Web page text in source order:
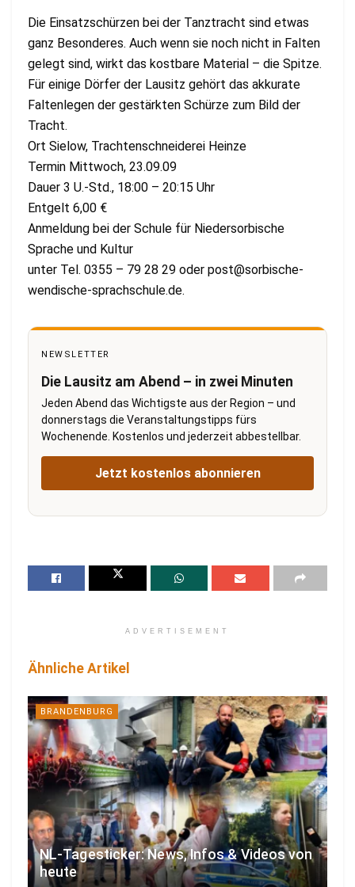
Die Einsatzschürzen bei der Tanztracht sind etwas
ganz Besonderes. Auch wenn sie noch nicht in Falten
gelegt sind, wirkt das kostbare Material – die Spitze.
Für einige Dörfer der Lausitz gehört das akkurate
Faltenlegen der gestärkten Schürze zum Bild der
Tracht.
Ort Sielow, Trachtenschneiderei Heinze
Termin Mittwoch, 23.09.09
Dauer 3 U.-Std., 18:00 – 20:15 Uhr
Entgelt 6,00 €
Anmeldung bei der Schule für Niedersorbische
Sprache und Kultur
unter Tel. 0355 – 79 28 29 oder post@sorbische-
wendische-sprachschule.de.
NEWSLETTER
Die Lausitz am Abend – in zwei Minuten
Jeden Abend das Wichtigste aus der Region – und
donnerstags die Veranstaltungstipps fürs
Wochenende. Kostenlos und jederzeit abbestellbar.
Jetzt kostenlos abonnieren
ADVERTISEMENT
Ähnliche Artikel
BRANDENBURG
NL-Tagesticker: News, Infos & Videos von
heute